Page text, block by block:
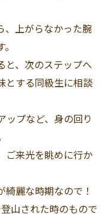
、上がらなかった腕
と、次のステップへ
とする同級生に相談
ップなど、身の回り
ご来光を眺めに行か
麗な時期なので！
山された時のもので